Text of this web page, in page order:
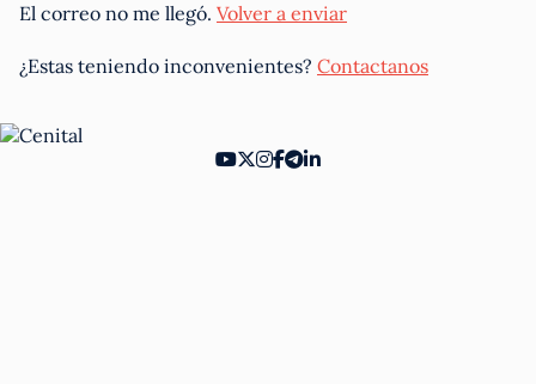
El correo no me llegó. Volver a enviar
¿Estas teniendo inconvenientes? Contactanos